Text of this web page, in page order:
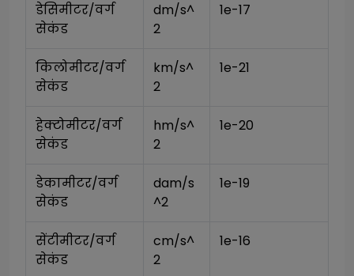
डेसिमीटर/वर्ग
सेकंड
dm/s^
2
1e-17
किलोमीटर/वर्ग
सेकंड
km/s^
2
1e-21
हेक्टोमीटर/वर्ग
सेकंड
hm/s^
2
1e-20
डेकामीटर/वर्ग
सेकंड
dam/s
^2
1e-19
सेंटीमीटर/वर्ग
सेकंड
cm/s^
2
1e-16